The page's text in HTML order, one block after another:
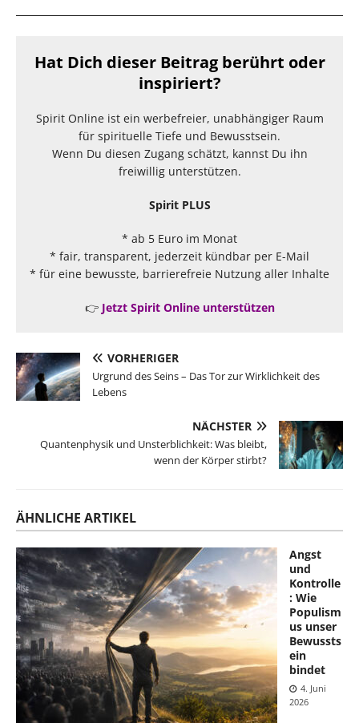
Hat Dich dieser Beitrag berührt oder
inspiriert?
Spirit Online ist ein werbefreier, unabhängiger Raum
für spirituelle Tiefe und Bewusstsein.
Wenn Du diesen Zugang schätzt, kannst Du ihn
freiwillig unterstützen.
Spirit PLUS
* ab 5 Euro im Monat
* fair, transparent, jederzeit kündbar per E-Mail
* für eine bewusste, barrierefreie Nutzung aller Inhalte
👉 Jetzt Spirit Online unterstützen
VORHERIGER
Urgrund des Seins – Das Tor zur Wirklichkeit des
Lebens
NÄCHSTER
Quantenphysik und Unsterblichkeit: Was bleibt,
wenn der Körper stirbt?
ÄHNLICHE ARTIKEL
Angst
und
Kontrolle
: Wie
Populism
us unser
Bewussts
ein
bindet
4. Juni
2026